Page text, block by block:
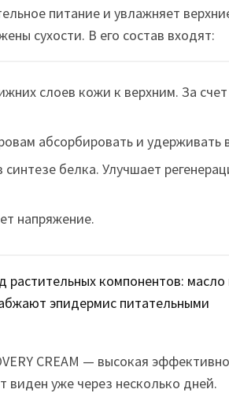
питание и увлажняет
сухости. В его состав входят:
слоев кожи к верхним. За счет
абсорбировать и удерживать
белка. Улучшает
напряжение.
растительных компонентов:
эпидермис питательными
CREAM — высокая
виден уже через несколько дней.